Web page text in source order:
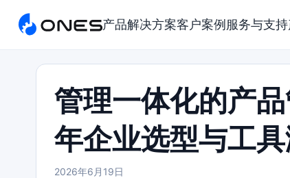
产品解决方案客户案例 服务与支持
管理一体化的产
年企业选型与工
2026年6月19日